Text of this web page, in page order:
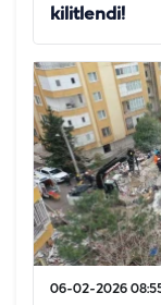
kilitlendi!
06-02-2026